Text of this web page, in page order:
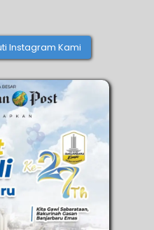
Instagram Kami